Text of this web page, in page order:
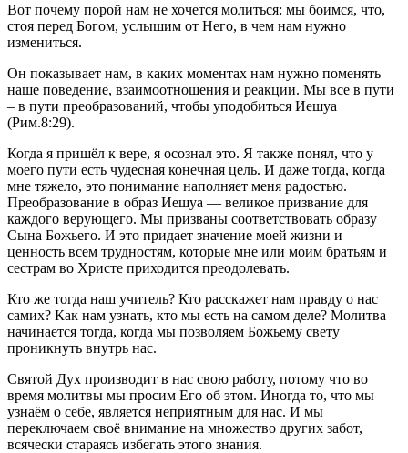
Вот почему порой нам не хочется молиться: мы боимся, что,
стоя перед Богом, услышим от Него, в чем нам нужно
измениться.
Он показывает нам, в каких моментах нам нужно поменять
наше поведение, взаимоотношения и реакции. Мы все в пути
– в пути преобразований, чтобы уподобиться Иешуа
(Рим.8:29).
Когда я пришёл к вере, я осознал это. Я также понял, что у
моего пути есть чудесная конечная цель. И даже тогда, когда
мне тяжело, это понимание наполняет меня радостью.
Преобразование в образ Иешуа — великое призвание для
каждого верующего. Мы призваны соответствовать образу
Сына Божьего. И это придает значение моей жизни и
ценность всем трудностям, которые мне или моим братьям и
сестрам во Христе приходится преодолевать.
Кто же тогда наш учитель? Кто расскажет нам правду о нас
самих? Как нам узнать, кто мы есть на самом деле? Молитва
начинается тогда, когда мы позволяем Божьему свету
проникнуть внутрь нас.
Святой Дух производит в нас свою работу, потому что во
время молитвы мы просим Его об этом. Иногда то, что мы
узнаём о себе, является неприятным для нас. И мы
переключаем своё внимание на множество других забот,
всячески стараясь избегать этого знания.